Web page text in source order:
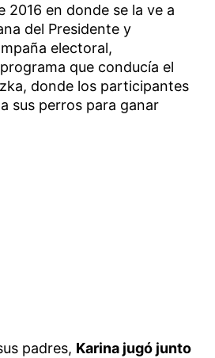
2016 en donde se la ve a
del Presidente y
electoral,
que conducía el
donde los participantes
sus perros para ganar
padres, Karina jugó junto